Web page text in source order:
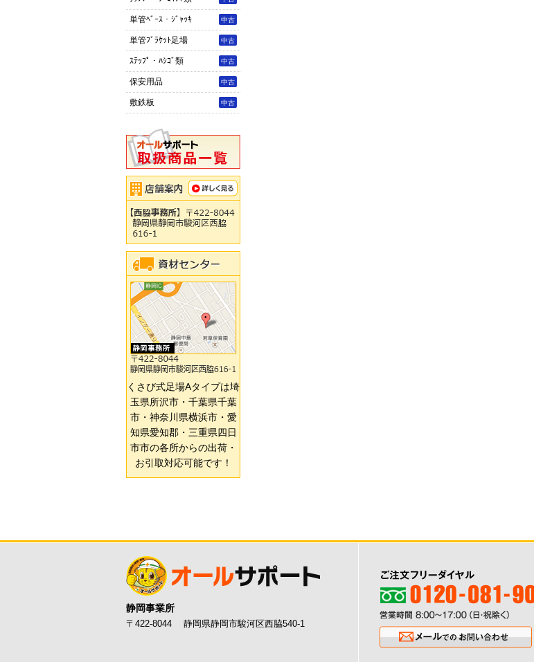
中古
単管ﾍﾞｰｽ・ｼﾞｬｯｷ
中古
単管ﾌﾞﾗｹｯﾄ足場
中古
ｽﾃｯﾌﾟ・ﾊｼｺﾞ類
中古
保安用品
中古
敷鉄板
くさび式足場Aタイプは埼
玉県所沢市・千葉県千葉
市・神奈川県横浜市・愛
知県愛知郡・三重県四日
市市の各所からの出荷・
お引取対応可能です！
静岡事業所
〒422-8044 静岡県静岡市駿河区西脇540-1
ご注文フリーダイヤル0120-081-900
営業時間8:00〜17:00（日・祝除く